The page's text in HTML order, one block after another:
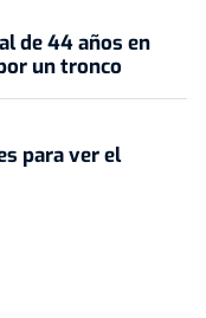
de 44 años en
un tronco
para ver el